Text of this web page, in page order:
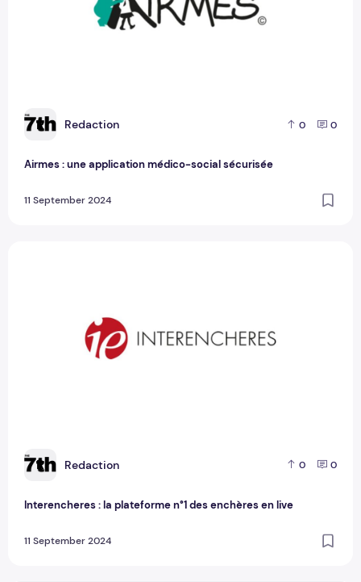
R Redaction 0 0
Airmes : une application médico-social sécurisée
11 September 2024
R Redaction 0 0
Interencheres : la plateforme n°1 des enchères en live
11 September 2024